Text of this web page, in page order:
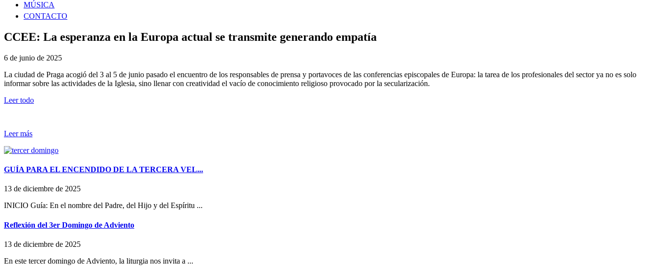
MÚSICA
CONTACTO
CCEE: La esperanza en la Europa actual se transmite generando empatía
6 de junio de 2025
La ciudad de Praga acogió del 3 al 5 de junio pasado el encuentro de los responsables de prensa y portavoces de las conferencias episcopales de Europa: la tarea de los profesionales del sector ya no es solo
informar sobre las actividades de la Iglesia, sino llenar con creatividad el vacío de conocimiento religioso provocado por la secularización.
Leer todo
Leer más
GUÍA PARA EL ENCENDIDO DE LA TERCERA VEL...
13 de diciembre de 2025
INICIO Guía: En el nombre del Padre, del Hijo y del Espíritu ...
Reflexión del 3er Domingo de Adviento
13 de diciembre de 2025
En este tercer domingo de Adviento, la liturgia nos invita a ...